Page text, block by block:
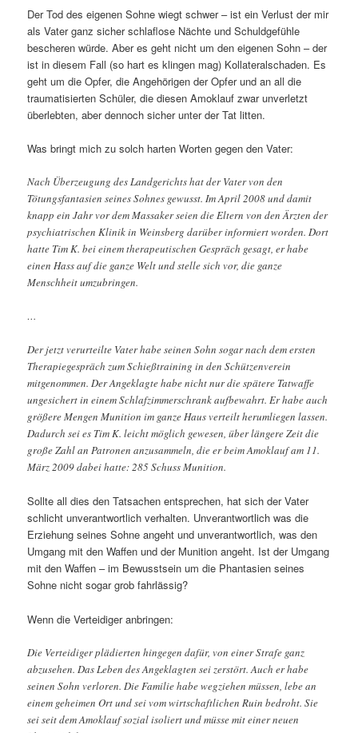
Der Tod des eigenen Sohne wiegt schwer – ist ein Verlust der mir
als Vater ganz sicher schlaflose Nächte und Schuldgefühle
bescheren würde. Aber es geht nicht um den eigenen Sohn – der
ist in diesem Fall (so hart es klingen mag) Kollateralschaden. Es
geht um die Opfer, die Angehörigen der Opfer und an all die
traumatisierten Schüler, die diesen Amoklauf zwar unverletzt
überlebten, aber dennoch sicher unter der Tat litten.
Was bringt mich zu solch harten Worten gegen den Vater:
Nach Überzeugung des Landgerichts hat der Vater von den
Tötungsfantasien seines Sohnes gewusst. Im April 2008 und damit
knapp ein Jahr vor dem Massaker seien die Eltern von den Ärzten der
psychiatrischen Klinik in Weinsberg darüber informiert worden. Dort
hatte Tim K. bei einem therapeutischen Gespräch gesagt, er habe
einen Hass auf die ganze Welt und stelle sich vor, die ganze
Menschheit umzubringen.
…
Der jetzt verurteilte Vater habe seinen Sohn sogar nach dem ersten
Therapiegespräch zum Schießtraining in den Schützenverein
mitgenommen. Der Angeklagte habe nicht nur die spätere Tatwaffe
ungesichert in einem Schlafzimmerschrank aufbewahrt. Er habe auch
größere Mengen Munition im ganze Haus verteilt herumliegen lassen.
Dadurch sei es Tim K. leicht möglich gewesen, über längere Zeit die
große Zahl an Patronen anzusammeln, die er beim Amoklauf am 11.
März 2009 dabei hatte: 285 Schuss Munition.
Sollte all dies den Tatsachen entsprechen, hat sich der Vater
schlicht unverantwortlich verhalten. Unverantwortlich was die
Erziehung seines Sohne angeht und unverantwortlich, was den
Umgang mit den Waffen und der Munition angeht. Ist der Umgang
mit den Waffen – im Bewusstsein um die Phantasien seines
Sohne nicht sogar grob fahrlässig?
Wenn die Verteidiger anbringen:
Die Verteidiger plädierten hingegen dafür, von einer Strafe ganz
abzusehen. Das Leben des Angeklagten sei zerstört. Auch er habe
seinen Sohn verloren. Die Familie habe wegziehen müssen, lebe an
einem geheimen Ort und sei vom wirtschaftlichen Ruin bedroht. Sie
sei seit dem Amoklauf sozial isoliert und müsse mit einer neuen